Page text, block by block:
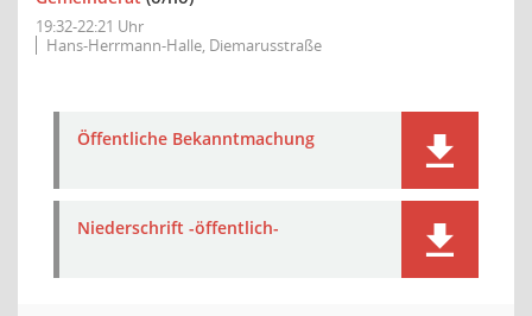
19:32-22:21 Uhr
Hans-Herrmann-Halle, Diemarusstraße
Öffentliche Bekanntmachung
Niederschrift -öffentlich-